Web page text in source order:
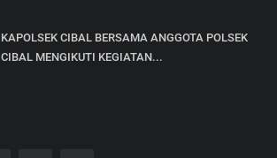
KAPOLSEK CIBAL BERSAMA ANGGOTA POLSEK
CIBAL MENGIKUTI KEGIATAN...